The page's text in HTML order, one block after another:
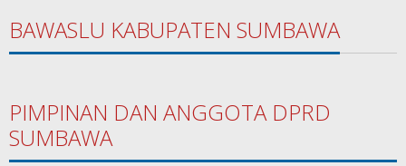
BAWASLU KABUPATEN SUMBAWA
PIMPINAN DAN ANGGOTA DPRD
SUMBAWA